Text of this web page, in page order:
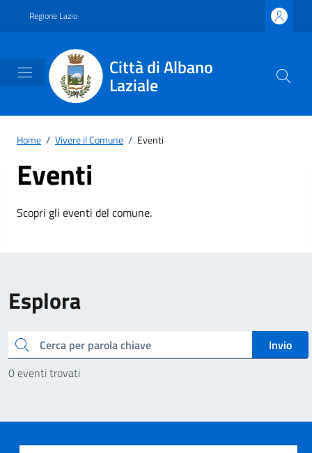
Regione Lazio
Città di Albano
Laziale
Home / Vivere il Comune / Eventi
Eventi
Scopri gli eventi del comune.
Esplora
Cerca
Invio
0 eventi trovati